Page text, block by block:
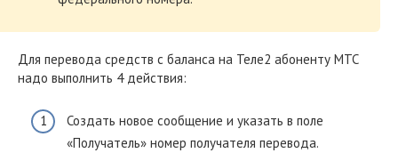
Для перевода средств с баланса на Теле2 абоненту МТС
надо выполнить 4 действия:
Создать новое сообщение и указать в поле
«Получатель» номер получателя перевода.